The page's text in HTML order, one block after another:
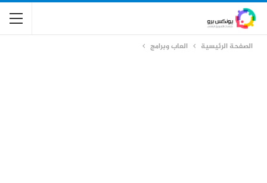
الصفحة الرئيسية العاب وبرامج